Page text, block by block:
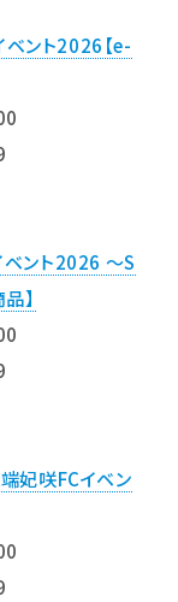
ント2026【e-
ント2026 ～S
】
妃咲FCイベン